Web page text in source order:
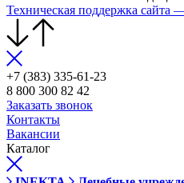
Техническая поддержка сайта
+7 (383) 335-61-23
8 800 300 82 42
Заказать звонок
Контакты
Вакансии
Каталог